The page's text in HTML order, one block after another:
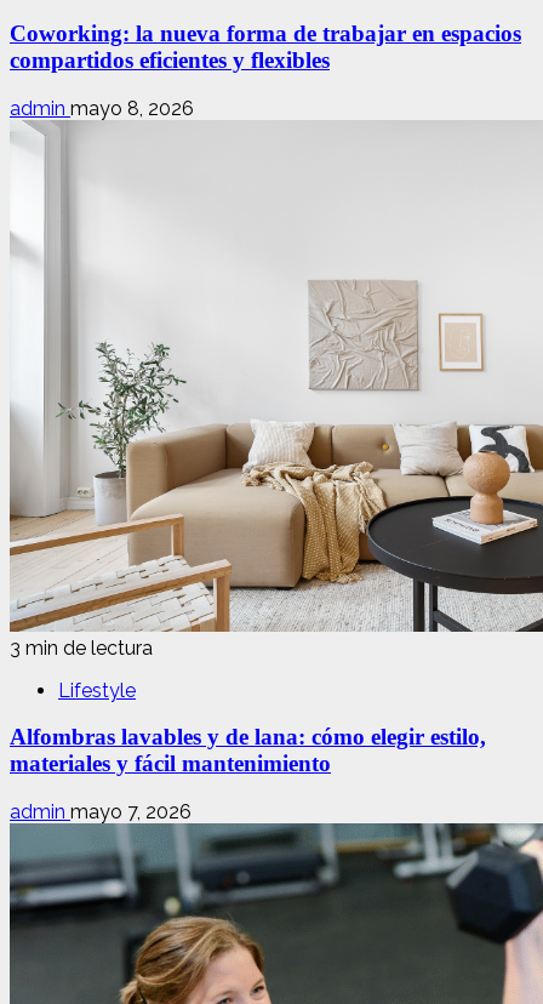
Coworking: la nueva forma de trabajar en espacios
compartidos eficientes y flexibles
admin mayo 8, 2026
3 min de lectura
Lifestyle
Alfombras lavables y de lana: cómo elegir estilo,
materiales y fácil mantenimiento
admin mayo 7, 2026